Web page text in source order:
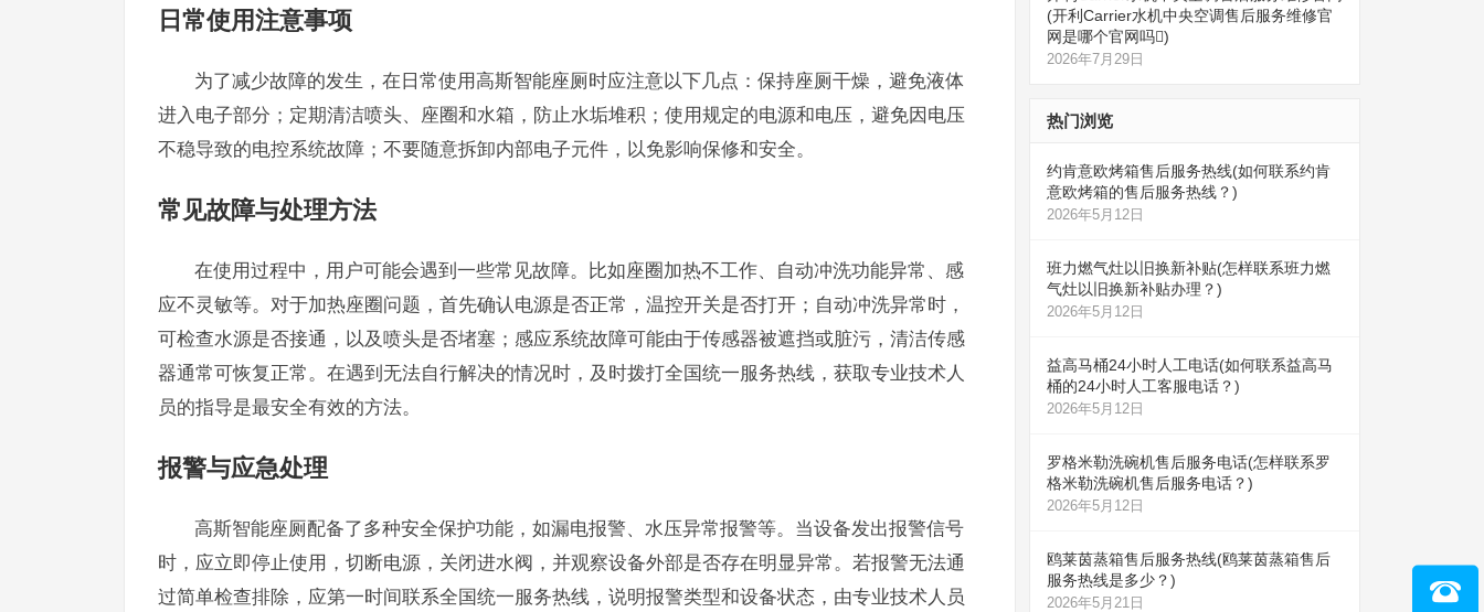
日常使用注意事项
为了减少故障的发生，在日常使用高斯智能座厕时应注意以下几点：保持座厕干燥，避免液体
进入电子部分；定期清洁喷头、座圈和水箱，防止水垢堆积；使用规定的电源和电压，避免因电压
不稳导致的电控系统故障；不要随意拆卸内部电子元件，以免影响保修和安全。
常见故障与处理方法
在使用过程中，用户可能会遇到一些常见故障。比如座圈加热不工作、自动冲洗功能异常、感
应不灵敏等。对于加热座圈问题，首先确认电源是否正常，温控开关是否打开；自动冲洗异常时，
可检查水源是否接通，以及喷头是否堵塞；感应系统故障可能由于传感器被遮挡或脏污，清洁传感
器通常可恢复正常。在遇到无法自行解决的情况时，及时拨打全国统一服务热线，获取专业技术人
员的指导是最安全有效的方法。
报警与应急处理
高斯智能座厕配备了多种安全保护功能，如漏电报警、水压异常报警等。当设备发出报警信号
时，应立即停止使用，切断电源，关闭进水阀，并观察设备外部是否存在明显异常。若报警无法通
过简单检查排除，应第一时间联系全国统一服务热线，说明报警类型和设备状态，由专业技术人员
(开利Carrier水机中央空调售后服务维修官
网是哪个官网吗)
2026年7月29日
热门浏览
约肯意欧烤箱售后服务热线(如何联系约肯
意欧烤箱的售后服务热线？)
2026年5月12日
班力燃气灶以旧换新补贴(怎样联系班力燃
气灶以旧换新补贴办理？)
2026年5月12日
益高马桶24小时人工电话(如何联系益高马
桶的24小时人工客服电话？)
2026年5月12日
罗格米勒洗碗机售后服务电话(怎样联系罗
格米勒洗碗机售后服务电话？)
2026年5月12日
鸥莱茵蒸箱售后服务热线(鸥莱茵蒸箱售后
服务热线是多少？)
2026年5月21日